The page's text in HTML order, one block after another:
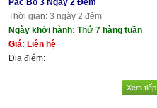
Thời gian: 3 ngày 2 đêm
Ngày khởi hành: Thứ 7 hàng tuần
Giá: Liên hệ
Địa điểm:
Xem tiếp